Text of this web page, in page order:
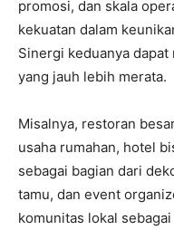
promosi, dan skala
kekuatan dalam
Sinergi keduanya
yang jauh lebih merata.
Misalnya, restoran
usaha rumahan, hotel
sebagai bagian dari
tamu, dan event
komunitas lokal